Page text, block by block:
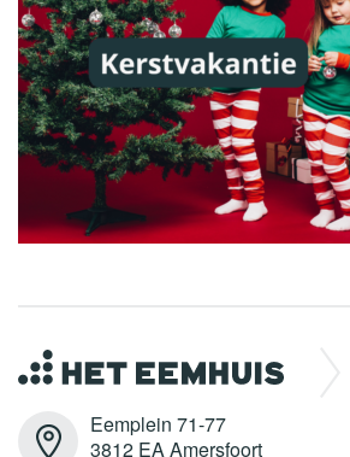
Eemplein 71-77
3812 EA Amersfoort